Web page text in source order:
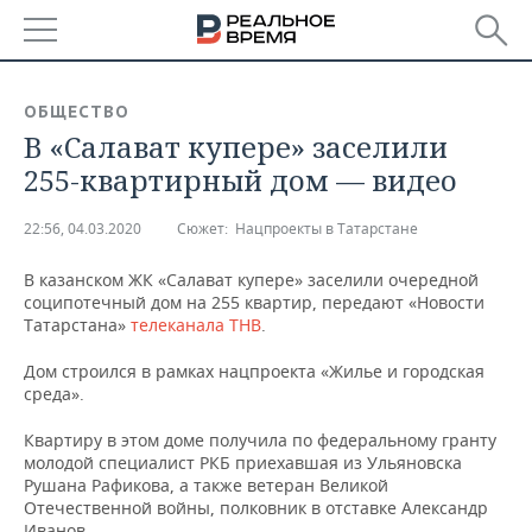
БАШКОРТОСТАН
ТАТАРСТАН
НОВОСТИ
АНАЛИТИКА
ДЕКЛАРАЦИИ О ДОХОДАХ
КОМУ ПРИНАДЛЕЖАТ
ТОРГОВЫЕ ЦЕНТРЫ
ТАТАРСТАНА
НОВОСТИ ЭКОНОМИКИ
БЮДЖЕТ
ИНВЕСТИЦИИ
ПРОМЫШЛЕННОСТЬ
ПРОМЫШЛЕННОСТИ
АГРОПРОМ
МАШИНОСТРОЕНИЕ
НОВОСТИ АВТО
БИЗНЕС
НОВОСТИ БИЗНЕСА
ТЕХНОЛОГИИ
ОБЩЕСТВО
В «Салават купере» заселили
255-квартирный дом — видео
22:56, 04.03.2020 Сюжет: Нацпроекты в Татарстане
В казанском ЖК «Салават купере» заселили очередной
соципотечный дом на 255 квартир, передают «Новости
Татарстана» телеканала ТНВ.
Дом строился в рамках нацпроекта «Жилье и городская
среда».
Квартиру в этом доме получила по федеральному гранту
молодой специалист РКБ приехавшая из Ульяновска
Рушана Рафикова, а также ветеран Великой
Отечественной войны, полковник в отставке Александр